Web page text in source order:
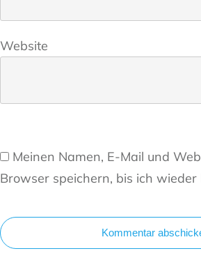
Website
Meinen Namen, E-Mail und
Browser speichern, bis ich wieder
Kommentar